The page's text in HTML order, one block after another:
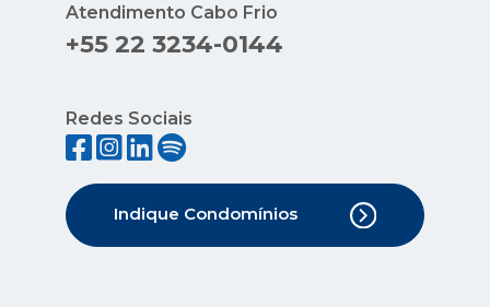
Atendimento Cabo Frio
+55 22 3234-0144
Redes Sociais
Indique Condomínios